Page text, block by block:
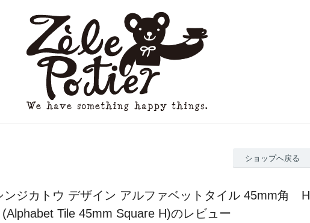
ショップへ戻る
ンジカトウ デザイン アルファベットタイル 45mm角 H
(Alphabet Tile 45mm Square H)のレビュー